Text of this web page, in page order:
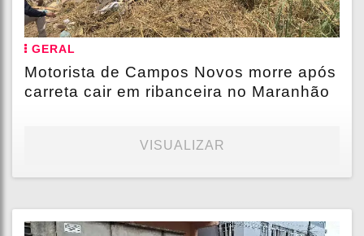
GERAL
Motorista de Campos Novos morre após
carreta cair em ribanceira no Maranhão
VISUALIZAR